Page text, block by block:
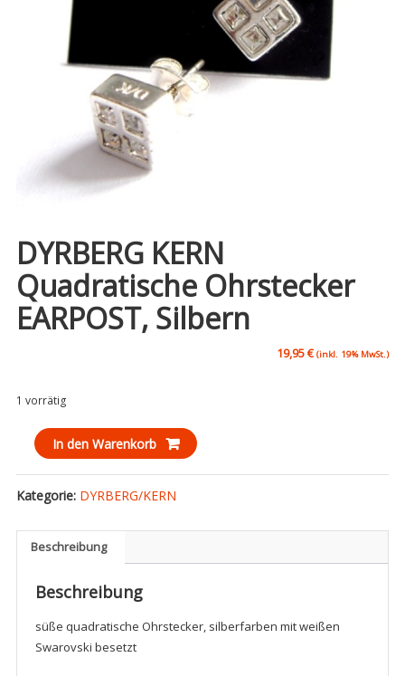
DYRBERG KERN
Quadratische Ohrstecker
EARPOST, Silbern
19,95€ (inkl. 19% MwSt.)
1 vorrätig
DYRBERG
KERN
quadratische
Ohrstecker
silbern
In den Warenkorb
Kategorie: DYRBERG/KERN
Beschreibung
Beschreibung
süße quadratische Ohrstecker, silberfarben mit weißen
Swarovski besetzt